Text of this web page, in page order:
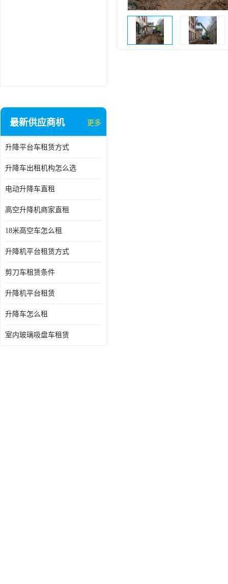
最新供应商机 更多
升降平台车租赁方式
升降车出租机构怎么选
电动升降车直租
高空升降机商家直租
18米高空车怎么租
升降机平台租赁方式
剪刀车租赁条件
升降机平台租赁
升降车怎么租
室内玻璃吸盘车租赁